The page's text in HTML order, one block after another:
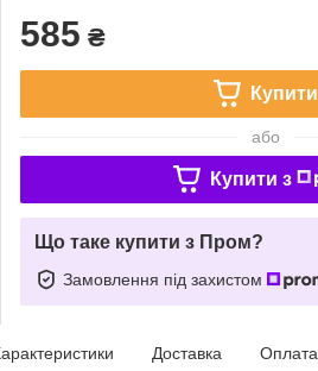
585 ₴
Купити
або
Купити з
Що таке купити з Пром?
Замовлення під захистом
Доставка Оплата